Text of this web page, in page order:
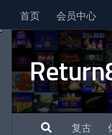
跳至内容
首页 会员中心
复古